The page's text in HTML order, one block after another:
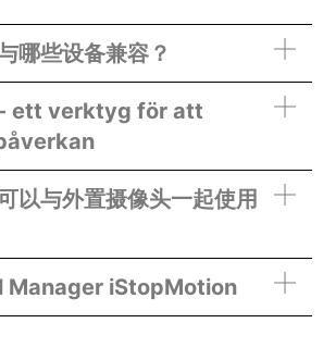
哪些设备兼容？
ett verktyg för att
以与外置摄像头一起使用
Manager iStopMotion